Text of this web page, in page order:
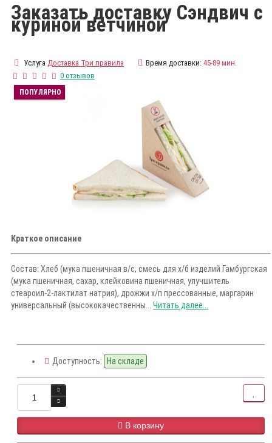
Заказать доставку Сэндвич с
куриной ветчиной
Услуга Доставка Три правила Время доставки: 45-89 мин.
0 отзывов
ПОПУЛЯРНО
Краткое описание
Состав: Хлеб (мука пшеничная в/с, смесь для х/б изделий Гамбургская
(мука пшеничная, сахар, клейковина пшеничная, улучшитель
cтеароил-2-лактилат натрия), дрожжи х/п прессованные, маргарин
универсальный (высококачественны... Читать далее...
Доступность: На складе
В корзину